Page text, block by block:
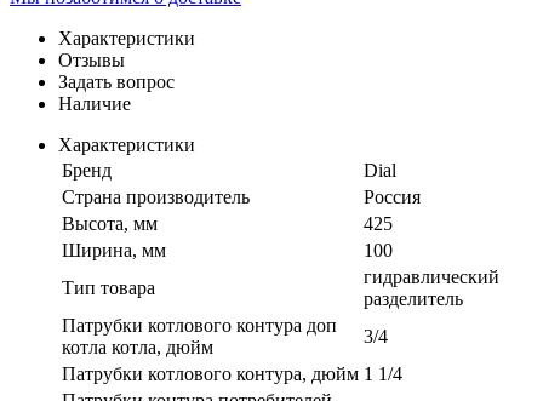
Характеристики
Отзывы
Задать вопрос
Наличие
Характеристики
Бренд
Dial
Страна производитель
Россия
Высота, мм
425
Ширина, мм
100
Тип товара
гидравлический
разделитель
Патрубки котлового контура доп
котла котла, дюйм
3/4
Патрубки котлового контура, дюйм 1 1/4